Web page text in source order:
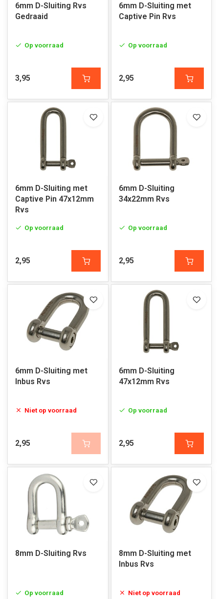
6mm D-Sluiting Rvs
Gedraaid
Op voorraad
3,95
6mm D-Sluiting met
Captive Pin Rvs
Op voorraad
2,95
6mm D-Sluiting met
Captive Pin 47x12mm
Rvs
Op voorraad
2,95
6mm D-Sluiting
34x22mm Rvs
Op voorraad
2,95
6mm D-Sluiting met
Inbus Rvs
Niet op voorraad
2,95
6mm D-Sluiting
47x12mm Rvs
Op voorraad
2,95
8mm D-Sluiting Rvs
Op voorraad
8mm D-Sluiting met
Inbus Rvs
Niet op voorraad